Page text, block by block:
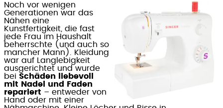
Noch vor wenigen
Generationen war das
Nähen eine
Kunstfertigkeit, die fast
jede Frau im Haushalt
beherrschte (und auch so
mancher Mann). Kleidung
war auf Langlebigkeit
ausgerichtet und wurde
bei Schäden liebevoll
mit Nadel und Faden
repariert – entweder von
Hand oder mit einer